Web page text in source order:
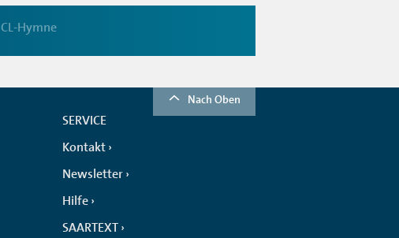
CL-Hymne
Nach Oben
SERVICE
Kontakt
Newsletter
Hilfe
SAARTEXT